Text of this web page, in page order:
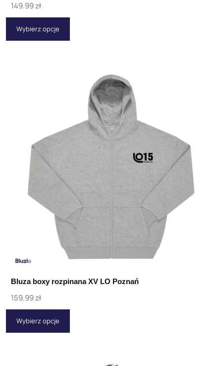
149.99zł
Wybierz opcje
Bluza boxy rozpinana XV LO Poznań
159.99zł
Wybierz opcje